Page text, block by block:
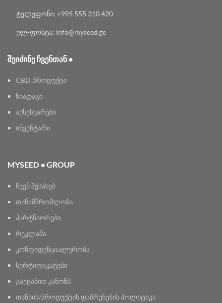
ტელეფონი: +995 555 310 420
ელ-ფოსტა: info@myseed.ge
ᲨᲔᲘᲫᲘᲜᲔ ᲩᲕᲔᲜᲗᲐᲜ •
CBD პროდუქტი
ნიადაგი
აქსესუარები
ინვენტარი
MYSEED • GROUP
ჩვენ შესახებ
თანამშრომლობა
პარტნიორები
რეკლამა
კონფიდენციალურობა
სერტიფიკატები
გაეცანით კანონს
თანხის/პროდუქტის დაბრუნების პოლიტიკა